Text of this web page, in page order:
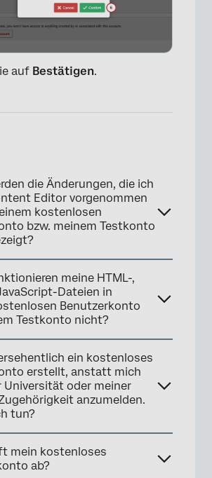
×
×
auf Bestätigen.
die Änderungen, die ich
Editor vorgenommen
kostenlosen
bzw. meinem Testkonto
meine HTML-,
Dateien in
Benutzerkonto
Testkonto nicht?
ein kostenloses
erstellt, anstatt mich
Universität oder meiner
anzumelden.
tun?
mein kostenloses
ab?